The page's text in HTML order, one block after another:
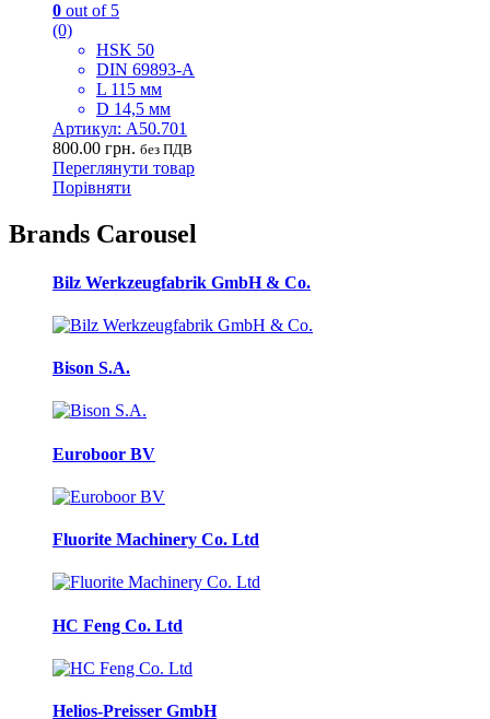
0 out of 5
(0)
HSK 50
DIN 69893-А
L 115 мм
D 14,5 мм
Артикул: A50.701
800.00 грн. без ПДВ
Переглянути товар
Порівняти
Brands Carousel
Bilz Werkzeugfabrik GmbH & Co.
Bison S.A.
Euroboor BV
Fluorite Machinery Co. Ltd
HC Feng Co. Ltd
Helios-Preisser GmbH